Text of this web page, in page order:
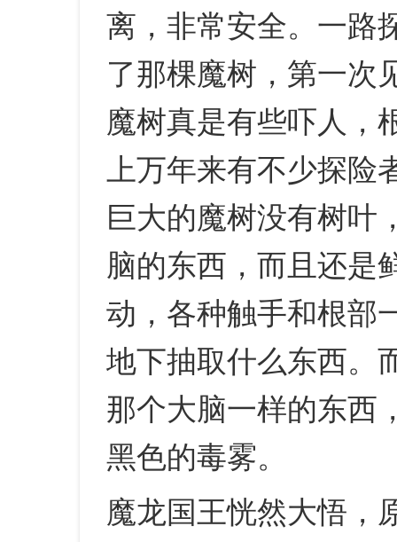
离，非常安全。一路
了那棵魔树，第一次
魔树真是有些吓人，
上万年来有不少探
巨大的魔树没有树叶
脑的东西，而且还是
动，各种触手和根部
地下抽取什么东西。
那个大脑一样的东西
黑色的毒雾。
魔龙国王恍然大悟，